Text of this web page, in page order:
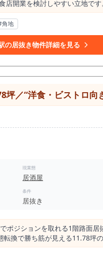
店開業を検討しやすい立地で
小箱店舗をお探しの方に、ぜ
アクセスできる2路線利用可能
的な動きを取り込みやすい環境
エリアです。 派手な大通り型
、給排水、電気・ガス容量、
坪です。大きな店舗で
店、ハンバーグ・オムライス
います。 中井駅周辺は日常利
圏内には飲食店が約
ではないため、洋食・カフェ
リアでは需要が読みづらくな
ち出し方を工夫することで、
すい価格か」「一人でも使え
営業時間は24時までの制限が
度内見していただきたい物件
店開業を目指す方におすすめ
角地
の居抜き物件詳細を見る
トロ向き”居抜き店舗（居酒
現業態
居酒屋
条件
居抜き
ポジションを取れる1階路面
換で勝ち筋が見える11.78坪